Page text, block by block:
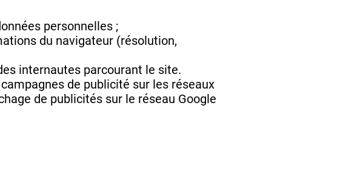
personnelles ;
du navigateur (résolution,
internautes parcourant le site.
de publicité sur les réseaux
de publicités sur le réseau Google